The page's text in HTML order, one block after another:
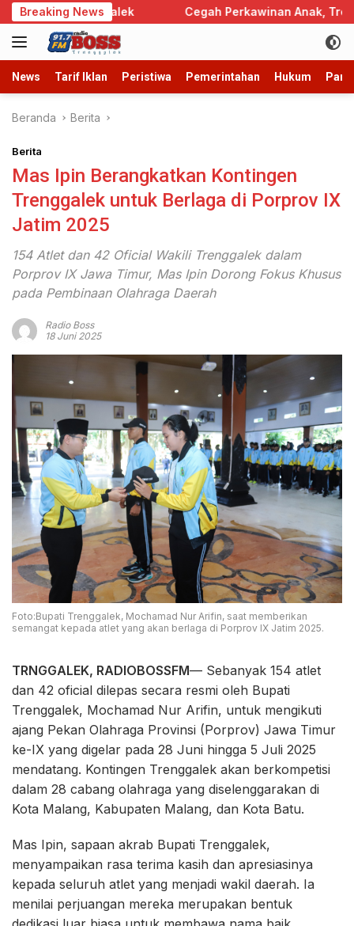
Langsung
ke
konten
Breaking News
Trenggalek Cegah Perkawinan Anak, Trenggalek
News Tarif Iklan Peristiwa Pemerintahan Hukum
Beranda Berita
Berita
Mas Ipin Berangkatkan Kontingen
Trenggalek untuk Berlaga di Porprov IX
Jatim 2025
154 Atlet dan 42 Oficial Wakili Trenggalek dalam
Porprov IX Jawa Timur, Mas Ipin Dorong Fokus Khusus
pada Pembinaan Olahraga Daerah
Radio Boss
18 Juni 2025
Foto:Bupati Trenggalek, Mochamad Nur Arifin, saat memberikan
semangat kepada atlet yang akan berlaga di Porprov IX Jatim 2025.
TRNGGALEK, RADIOBOSSFM— Sebanyak 154 atlet
dan 42 oficial dilepas secara resmi oleh Bupati
Trenggalek, Mochamad Nur Arifin, untuk mengikuti
ajang Pekan Olahraga Provinsi (Porprov) Jawa Timur
ke-IX yang digelar pada 28 Juni hingga 5 Juli 2025
mendatang. Kontingen Trenggalek akan berkompetisi
dalam 28 cabang olahraga yang diselenggarakan di
Kota Malang, Kabupaten Malang, dan Kota Batu.
Mas Ipin, sapaan akrab Bupati Trenggalek,
menyampaikan rasa terima kasih dan apresiasinya
kepada seluruh atlet yang menjadi wakil daerah. Ia
menilai perjuangan mereka merupakan bentuk